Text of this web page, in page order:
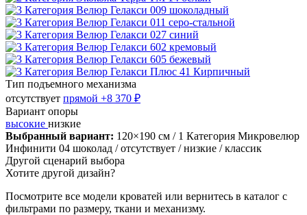
Тип подъемного механизма
отсутствует прямой +8 370 ₽
Вариант опоры
высокие низкие
Выбранный вариант: 120×190 см / 1 Категория Микровелюр
Инфинити 04 шоколад / отсутствует / низкие / классик
Другой сценарий выбора
Хотите другой дизайн?
Посмотрите все модели кроватей или вернитесь в каталог с
фильтрами по размеру, ткани и механизму.